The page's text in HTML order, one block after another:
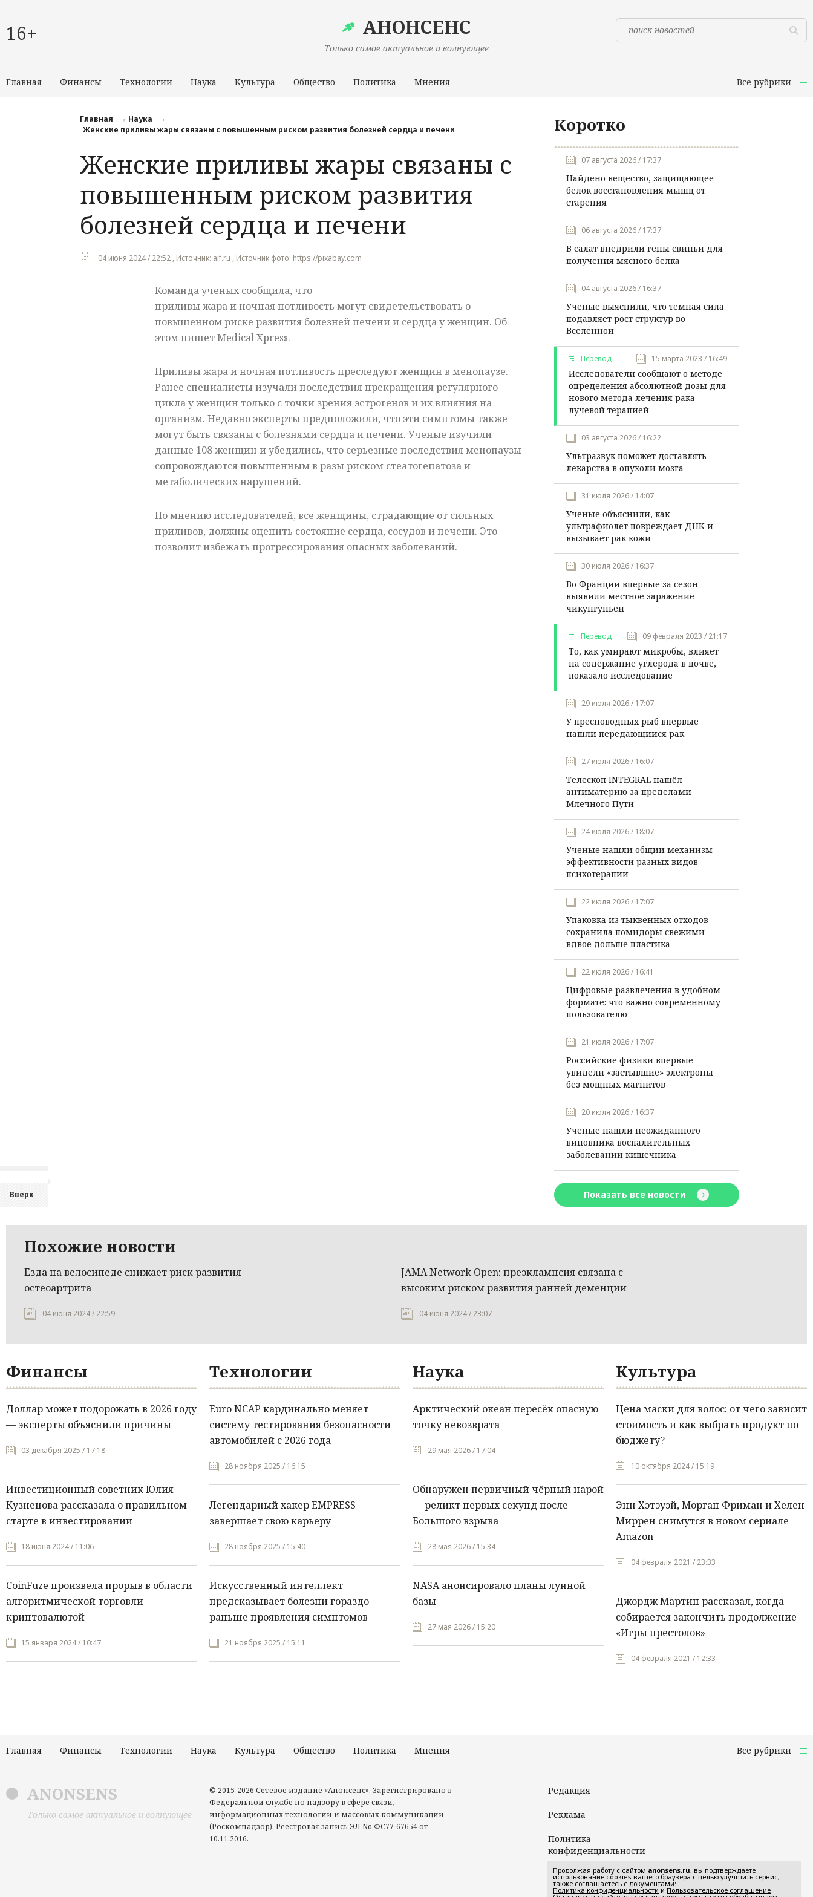
16+ АНОНСЕНС
Только самое актуальное и волнующее
Главная Финансы Технологии Наука Культура Общество Политика Мнения Все рубрики
Вверх
Главная
Наука
Женские приливы жары связаны с повышенным риском развития болезней сердца и печени
Женские приливы жары связаны с
повышенным риском развития
болезней сердца и печени
04 июня 2024 / 22:52 , Источник: aif.ru , Источник фото: https://pixabay.com
Команда ученых сообщила, что
приливы жара и ночная потливость могут свидетельствовать о
повышенном риске развития болезней печени и сердца у женщин. Об
этом пишет Medical Xpress.
Приливы жара и ночная потливость преследуют женщин в менопаузе.
Ранее специалисты изучали последствия прекращения регулярного
цикла у женщин только с точки зрения эстрогенов и их влияния на
организм. Недавно эксперты предположили, что эти симптомы также
могут быть связаны с болезнями сердца и печени. Ученые изучили
данные 108 женщин и убедились, что серьезные последствия менопаузы
сопровождаются повышенным в разы риском стеатогепатоза и
метаболических нарушений.
По мнению исследователей, все женщины, страдающие от сильных
приливов, должны оценить состояние сердца, сосудов и печени. Это
позволит избежать прогрессирования опасных заболеваний.
Коротко
07 августа 2026 / 17:37
Найдено вещество, защищающее
белок восстановления мышц от
старения
06 августа 2026 / 17:37
В салат внедрили гены свиньи для
получения мясного белка
04 августа 2026 / 16:37
Ученые выяснили, что темная сила
подавляет рост структур во
Вселенной
Перевод 15 марта 2023 / 16:49
Исследователи сообщают о методе
определения абсолютной дозы для
нового метода лечения рака
лучевой терапией
03 августа 2026 / 16:22
Ультразвук поможет доставлять
лекарства в опухоли мозга
31 июля 2026 / 14:07
Ученые объяснили, как
ультрафиолет повреждает ДНК и
вызывает рак кожи
30 июля 2026 / 16:37
Во Франции впервые за сезон
выявили местное заражение
чикунгуньей
Перевод 09 февраля 2023 / 21:17
То, как умирают микробы, влияет
на содержание углерода в почве,
показало исследование
29 июля 2026 / 17:07
У пресноводных рыб впервые
нашли передающийся рак
27 июля 2026 / 16:07
Телескоп INTEGRAL нашёл
антиматерию за пределами
Млечного Пути
24 июля 2026 / 18:07
Ученые нашли общий механизм
эффективности разных видов
психотерапии
22 июля 2026 / 17:07
Упаковка из тыквенных отходов
сохранила помидоры свежими
вдвое дольше пластика
22 июля 2026 / 16:41
Цифровые развлечения в удобном
формате: что важно современному
пользователю
21 июля 2026 / 17:07
Российские физики впервые
увидели «застывшие» электроны
без мощных магнитов
20 июля 2026 / 16:37
Ученые нашли неожиданного
виновника воспалительных
заболеваний кишечника
Показать все новости
Похожие новости
Езда на велосипеде снижает риск развития
остеоартрита
04 июня 2024 / 22:59
JAMA Network Open: преэклампсия связана с
высоким риском развития ранней деменции
04 июня 2024 / 23:07
Финансы
Доллар может подорожать в 2026 году
— эксперты объяснили причины
03 декабря 2025 / 17:18
Инвестиционный советник Юлия
Кузнецова рассказала о правильном
старте в инвестировании
18 июня 2024 / 11:06
CoinFuze произвела прорыв в области
алгоритмической торговли
криптовалютой
15 января 2024 / 10:47
Технологии
Euro NCAP кардинально меняет
систему тестирования безопасности
автомобилей с 2026 года
28 ноября 2025 / 16:15
Легендарный хакер EMPRESS
завершает свою карьеру
28 ноября 2025 / 15:40
Искусственный интеллект
предсказывает болезни гораздо
раньше проявления симптомов
21 ноября 2025 / 15:11
Наука
Арктический океан пересёк опасную
точку невозврата
29 мая 2026 / 17:04
Обнаружен первичный чёрный нарой
— реликт первых секунд после
Большого взрыва
28 мая 2026 / 15:34
NASA анонсировало планы лунной
базы
27 мая 2026 / 15:20
Культура
Цена маски для волос: от чего зависит
стоимость и как выбрать продукт по
бюджету?
10 октября 2024 / 15:19
Энн Хэтэуэй, Морган Фриман и Хелен
Миррен снимутся в новом сериале
Amazon
04 февраля 2021 / 23:33
Джордж Мартин рассказал, когда
собирается закончить продолжение
«Игры престолов»
04 февраля 2021 / 12:33
Главная Финансы Технологии Наука Культура Общество Политика Мнения Все рубрики
ANONSENS
Только самое актуальное и волнующее
© 2015-2026 Сетевое издание «Анонсенс». Зарегистрировано в
Федеральной службе по надзору в сфере связи,
информационных технологий и массовых коммуникаций
(Роскомнадзор). Реестровая запись ЭЛ No ФС77-67654 от
10.11.2016.
Редакция
Реклама
Политика
конфиденциальности
Пользовательское
соглашение
Продолжая работу с сайтом anonsens.ru, вы подтверждаете
использование cookies вашего браузера с целью улучшить сервис,
также соглашаетесь с документами:
Политика конфиденциальности и Пользовательское соглашение